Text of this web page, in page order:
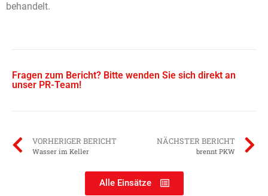
behandelt.
Fragen zum Bericht? Bitte wenden Sie sich direkt an
unser PR-Team!
VORHERIGER BERICHT
Wasser im Keller
NÄCHSTER BERICHT
brennt PKW
Alle Einsätze